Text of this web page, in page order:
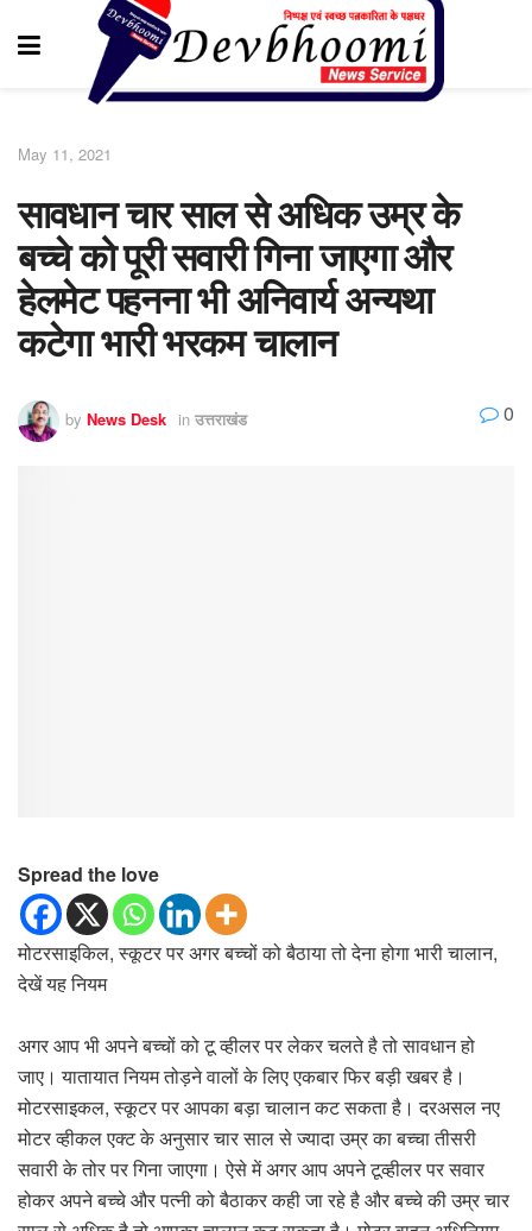
May 11, 2021
सावधान चार साल से अधिक उम्र के
बच्चे को पूरी सवारी गिना जाएगा और
हेलमेट पहनना भी अनिवार्य अन्यथा
कटेगा भारी भरकम चालान
by News Desk in उत्तराखंड 0
Spread the love
मोटरसाइकिल, स्कूटर पर अगर बच्चों को बैठाया तो देना होगा भारी चालान,
देखें यह नियम
अगर आप भी अपने बच्चों को टू व्हीलर पर लेकर चलते है तो सावधान हो
जाए। यातायात नियम तोड़ने वालों के लिए एकबार फिर बड़ी खबर है।
मोटरसाइकल, स्कूटर पर आपका बड़ा चालान कट सकता है। दरअसल नए
मोटर व्हीकल एक्ट के अनुसार चार साल से ज्यादा उम्र का बच्चा तीसरी
सवारी के तोर पर गिना जाएगा। ऐसे में अगर आप अपने टूव्हीलर पर सवार
होकर अपने बच्चे और पत्नी को बैठाकर कही जा रहे है और बच्चे की उम्र चार